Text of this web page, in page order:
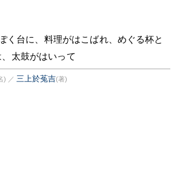
く台に、料理がはこばれ、めぐる杯と
太鼓がはいって
) ／ 三上於菟吉(著)